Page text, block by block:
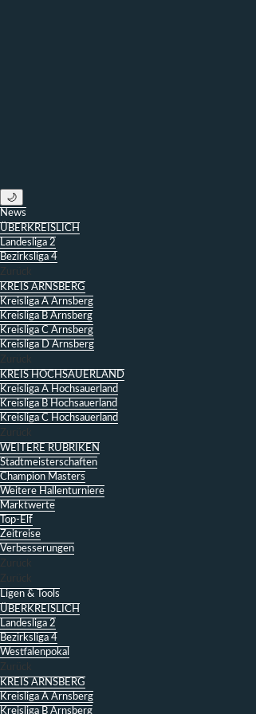
🌙
News
ÜBERKREISLICH
Landesliga 2
Bezirksliga 4
Zurück
KREIS ARNSBERG
Kreisliga A Arnsberg
Kreisliga B Arnsberg
Kreisliga C Arnsberg
Kreisliga D Arnsberg
Zurück
KREIS HOCHSAUERLAND
Kreisliga A Hochsauerland
Kreisliga B Hochsauerland
Kreisliga C Hochsauerland
Zurück
WEITERE RUBRIKEN
Stadtmeisterschaften
Champion Masters
Weitere Hallenturniere
Marktwerte
Top-Elf
Zeitreise
Verbesserungen
Zurück
Zurück
Ligen & Tools
ÜBERKREISLICH
Landesliga 2
Bezirksliga 4
Westfalenpokal
Zurück
KREIS ARNSBERG
Kreisliga A Arnsberg
Kreisliga B Arnsberg